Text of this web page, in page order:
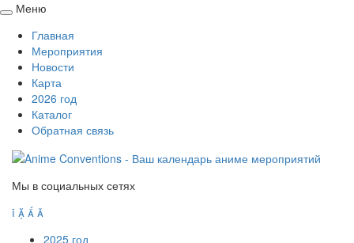
Свернуть
развернуть
Меню
Главная
Мероприятия
Новости
Карта
2026 год
Каталог
Обратная связь
Мы в социальных сетях
   
2025 год